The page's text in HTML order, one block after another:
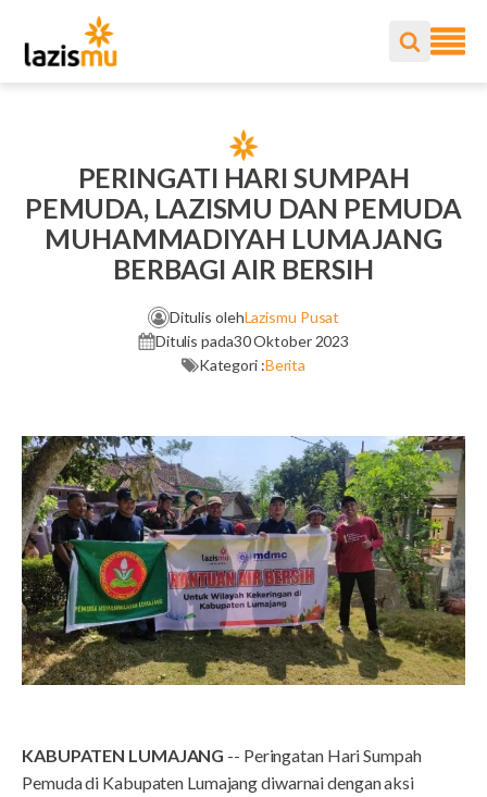
PERINGATI HARI SUMPAH
PEMUDA, LAZISMU DAN PEMUDA
MUHAMMADIYAH LUMAJANG
BERBAGI AIR BERSIH
Ditulis olehLazismu Pusat
Ditulis pada30 Oktober 2023
Kategori :Berita
KABUPATEN LUMAJANG -- Peringatan Hari Sumpah
Pemuda di Kabupaten Lumajang diwarnai dengan aksi